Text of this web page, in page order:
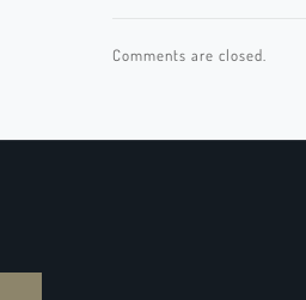
Comments are closed.